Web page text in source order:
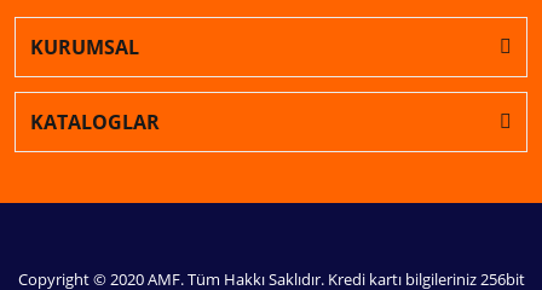
KURUMSAL
KATALOGLAR
Copyright © 2020 AMF. Tüm Hakkı Saklıdır. Kredi kartı bilgileriniz 256bit